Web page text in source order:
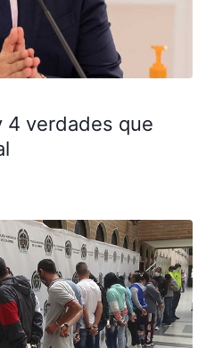
4 verdades que